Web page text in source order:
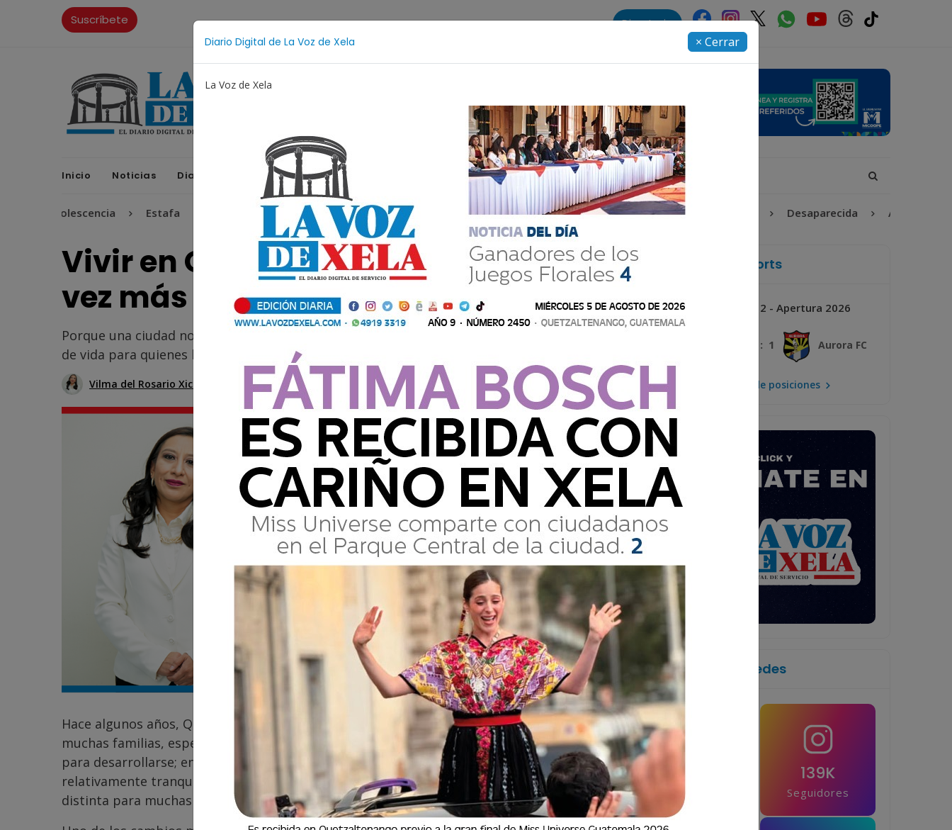
Diario Digital de La Voz de Xela × Cerrar
La Voz de Xela
Suscríbete Directorio
Inicio Noticias Diario Digital Opiniones La Voz de Xela Sports Contáctanos LA VOZ 25
Adolescencia Estafa Protección Infantil Incendios Festival de Bandas 2026 Proceso Judicial Fátima Bosch Desaparecida Alerta Isabel-
Vivir en Quetzaltenango es cada
vez más caro
Porque una ciudad no solo debe crecer en edificios y negocios, sino también en calidad
de vida para quienes la habitan, pues el salario no debería ser diferenciado.
Vilma del Rosario Xicará 20 Mayo 2026 16:16 Comparte
Hace algunos años, Quetzaltenango era una opción para estudiar, trabajar o vivir para
muchas familias, especialmente porque una ciudad grande y que contaba con lo básico
para desarrollarse; en comparación con otros departamentos permitía llevar una vida
relativamente tranquila y con gastos manejables. Sin embargo, hoy la realidad parece
distinta para muchas familias vivir en Xela cada vez cuesta más.
La Voz de Xela Sports
Próximo Jornada 2 - Apertura 2026
3 : 1 Aurora FC
Mira la tabla de posiciones
Síguenos en las redes
139K
Seguidores